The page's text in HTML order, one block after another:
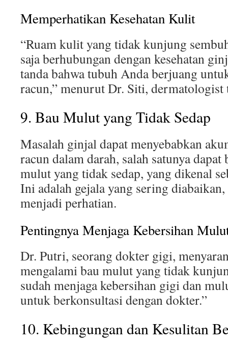
Memperhatikan Kesehatan Kulit
“Ruam kulit yang tidak kunjung
saja berhubungan dengan kesehatan
tanda bahwa tubuh Anda berjuang
racun,” menurut Dr. Siti, dermatologist
9. Bau Mulut yang Tidak Sedap
Masalah ginjal dapat menyebabkan
racun dalam darah, salah satunya dapat
mulut yang tidak sedap, yang dikenal
Ini adalah gejala yang sering
menjadi perhatian.
Pentingnya Menjaga Kebersihan
Dr. Putri, seorang dokter gigi,
mengalami bau mulut yang tidak
sudah menjaga kebersihan gigi dan
untuk berkonsultasi dengan dokter.”
10. Kebingungan dan Kesulitan